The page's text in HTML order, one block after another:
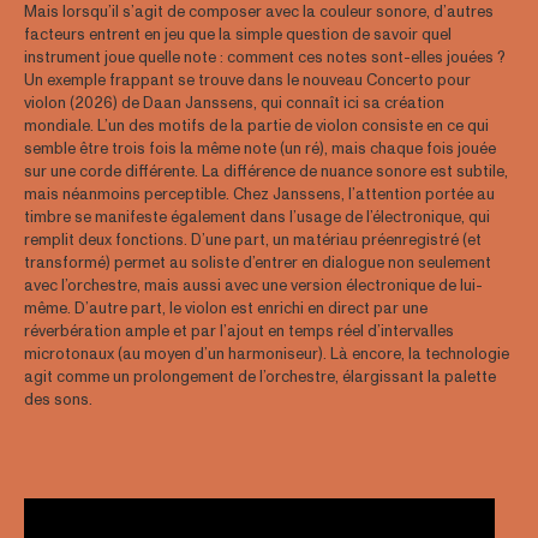
Mais lorsqu’il s’agit de composer avec la couleur sonore, d’autres
facteurs entrent en jeu que la simple question de savoir quel
instrument joue quelle note : comment ces notes sont-elles jouées ?
Un exemple frappant se trouve dans le nouveau Concerto pour
violon (2026) de Daan Janssens, qui connaît ici sa création
mondiale. L’un des motifs de la partie de violon consiste en ce qui
semble être trois fois la même note (un ré), mais chaque fois jouée
sur une corde différente. La différence de nuance sonore est subtile,
mais néanmoins perceptible. Chez Janssens, l’attention portée au
timbre se manifeste également dans l’usage de l’électronique, qui
remplit deux fonctions. D’une part, un matériau préenregistré (et
transformé) permet au soliste d’entrer en dialogue non seulement
avec l’orchestre, mais aussi avec une version électronique de lui-
même. D’autre part, le violon est enrichi en direct par une
réverbération ample et par l’ajout en temps réel d’intervalles
microtonaux (au moyen d’un harmoniseur). Là encore, la technologie
agit comme un prolongement de l’orchestre, élargissant la palette
des sons.